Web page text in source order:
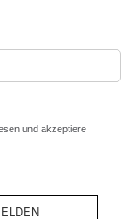
und akzeptiere